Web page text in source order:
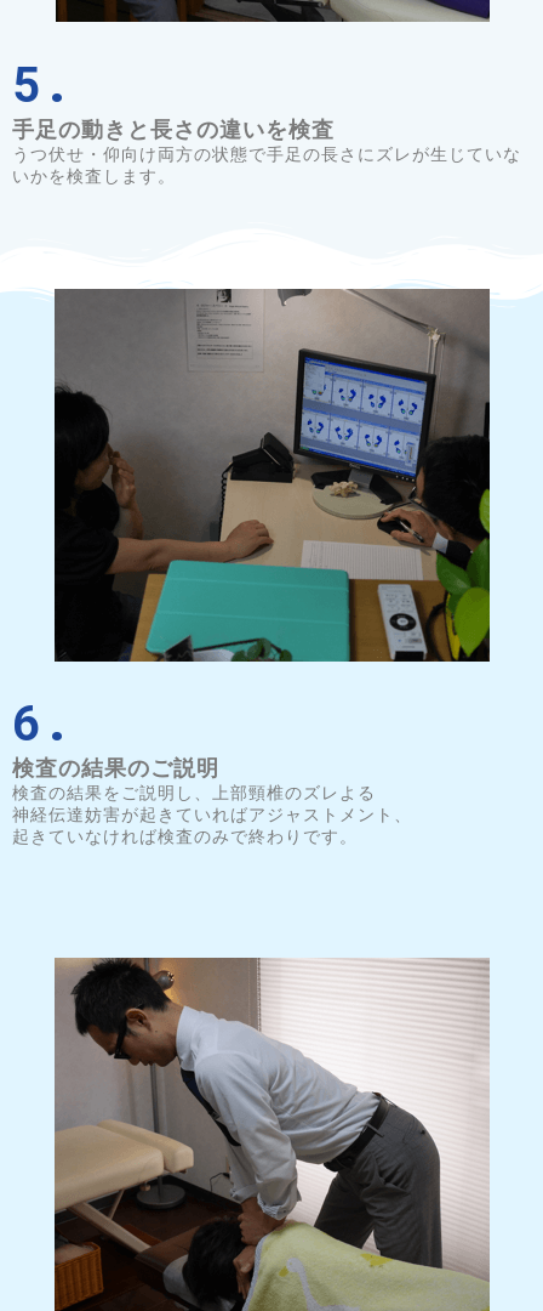
5.
手足の動きと長さの違いを検査
うつ伏せ・仰向け両方の状態で手足の長さに ズレが生じていな
いかを検査します。
6.
検査の結果のご説明
検査の結果をご説明し、上部頸椎のズレよる
神経伝達妨害が起きていればアジャストメント、
起きていなければ検査のみで終わりです。